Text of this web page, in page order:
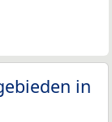
in